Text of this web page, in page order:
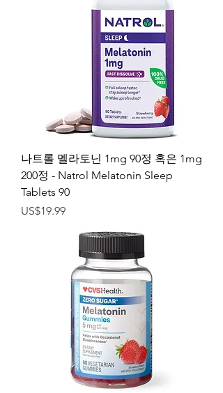
나트롤 멜라토닌 1mg 90정 혹은 1mg
200정 - Natrol Melatonin Sleep
Tablets 90
가격
US$19.99